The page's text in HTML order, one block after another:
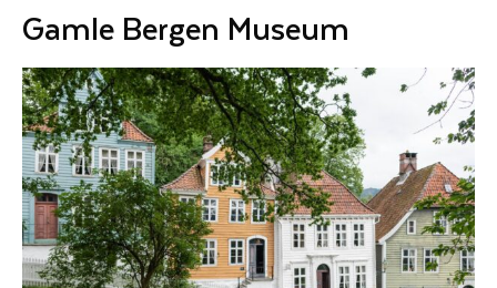
Gamle Bergen Museum